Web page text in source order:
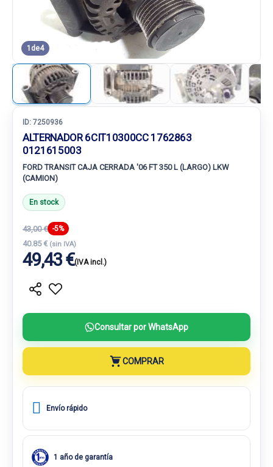
1 de4
ID: 7250936
ALTERNADOR 6CIT10300CC 1762863
0121615003
FORD TRANSIT CAJA CERRADA '06 FT 350 L (LARGO) LKW
(CAMION)
En stock
43,00 € -5%
40.85 € (sin IVA)
49,43 €(IVA incl.)
Consultar por WhatsApp
COMPRAR
Envío rápido
1 año de garantía